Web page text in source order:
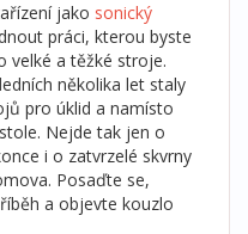
jako sonický
práci, kterou byste
velké a těžké stroje.
několika let staly
pro úklid a namísto
Nejde tak jen o
i o zatvrzelé skvrny
Posaďte se,
a objevte kouzlo